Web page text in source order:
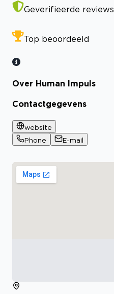
Geverifieerde reviews
Top beoordeeld
Over Human Impuls
Contactgegevens
website
Phone
E-mail